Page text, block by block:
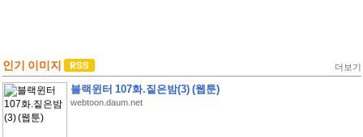
인기 이미지 더보기
블랙윈터 107화.짙은밤(3) (웹툰)
webtoon.daum.net